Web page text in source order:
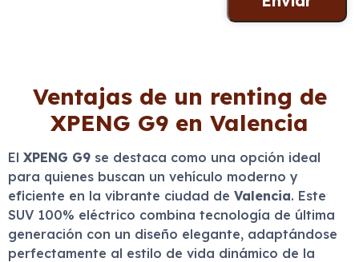
Ventajas de un renting de
XPENG G9 en Valencia
El XPENG G9 se destaca como una opción ideal
para quienes buscan un vehículo moderno y
eficiente en la vibrante ciudad de Valencia. Este
SUV 100% eléctrico combina tecnología de última
generación con un diseño elegante, adaptándose
perfectamente al estilo de vida dinámico de la